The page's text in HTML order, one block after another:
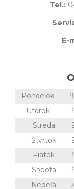
Tel.:
E-
Pondelok
Utorok
Streda
Štvrtok
Piatok
Sobota
Nedeľa